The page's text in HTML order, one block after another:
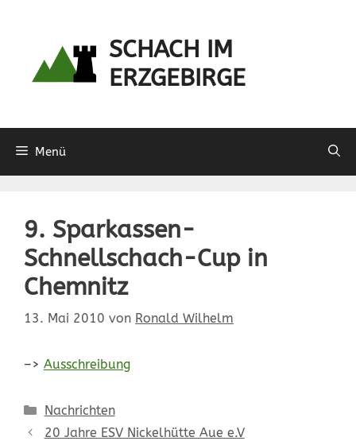
SCHACH IM
ERZGEBIRGE
Menü
9. Sparkassen-
Schnellschach-Cup in
Chemnitz
13. Mai 2010 von Ronald Wilhelm
–> Ausschreibung
Kategorien
Nachrichten
20 Jahre ESV Nickelhütte Aue e.V